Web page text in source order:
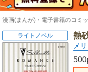
漫画(まんが)・電子書籍のコミ
熱
メ
ライトノベル